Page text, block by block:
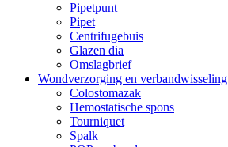
Pipetpunt
Pipet
Centrifugebuis
Glazen dia
Omslagbrief
Wondverzorging en verbandwisseling
Colostomazak
Hemostatische spons
Tourniquet
Spalk